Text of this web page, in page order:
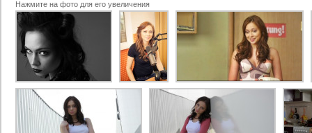
Нажмите на фото для его увеличения